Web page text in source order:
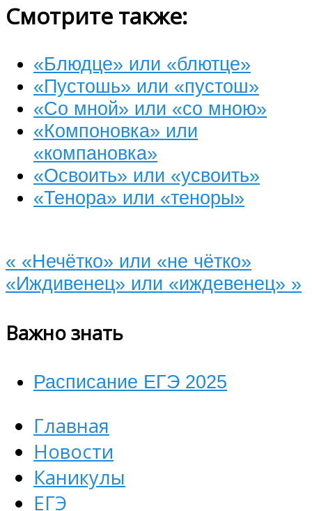
Смотрите также:
«Блюдце» или «блютце»
«Пустошь» или «пустош»
«Со мной» или «со мною»
«Компоновка» или
«компановка»
«Освоить» или «усвоить»
«Тенора» или «теноры»
« «Нечётко» или «не чётко»
«Иждивенец» или «иждевенец» »
Важно знать
Расписание ЕГЭ 2025
Главная
Новости
Каникулы
ЕГЭ